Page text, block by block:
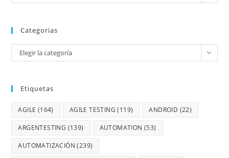
Categorias
Elegir la categoría
Etiquetas
AGILE (164) AGILE TESTING (119) ANDROID (22)
ARGENTESTING (139) AUTOMATION (53)
AUTOMATIZACIÓN (239)